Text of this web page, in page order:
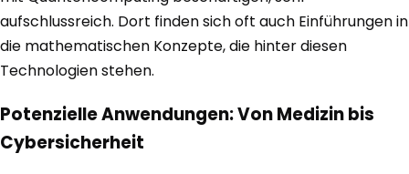
aufschlussreich. Dort finden sich oft auch Einführungen in
die mathematischen Konzepte, die hinter diesen
Technologien stehen.
Potenzielle Anwendungen: Von Medizin bis
Cybersicherheit